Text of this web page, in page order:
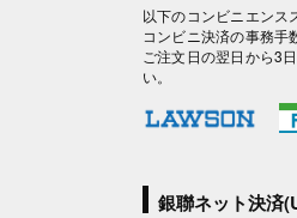
以下のコンビニエンス
コンビニ決済の事務手
ご注文日の翌日から3
い。
銀聯ネット決済